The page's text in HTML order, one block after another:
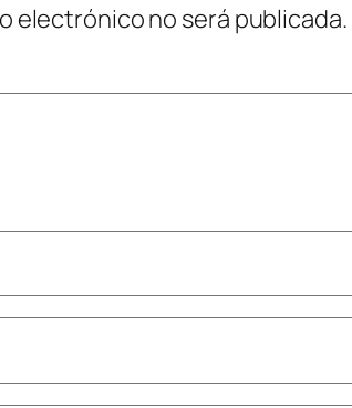
electrónico no será publicada.